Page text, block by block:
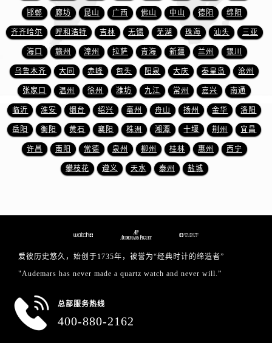
江西省上饶市信州区滨江西路爱彼售后服务中心（需提前预约）
江西省新余市渝水区北湖西路爱彼售后服务中心（需提前预约）
江西省宜春市袁州区中山中路爱彼售后服务中心（需提前预约）
江西省鹰潭市月湖区胜利东路爱彼售后服务中心（需提前预约）
山东省德州市德城区东风中路爱彼售后服务中心（需提前预约）
山东省东营市东营区济南路爱彼售后服务中心（需提前预约）
山东省济南市历下区经十路11111号华润中心写字楼（万象城）15层1508室爱彼售后服务中心（需提前预约）
山东省济宁市任城区太白楼路爱彼售后服务中心（需提前预约）
山东省莱芜市文化南路8号银座商城名表维修一楼名表维修爱彼售后服务中心（需提前预约）
山东省临沂市兰山区解放路爱彼售后服务中心（需提前预约）
邯郸 廊坊 昆山 广西 佛山 中山 德阳 绵阳
齐齐哈尔 呼和浩特 吉林 无锡 芜湖 珠海 汕头 三亚
海口 赣州 漳州 拉萨 青海 新疆 兰州 银川
乌鲁木齐 大同 赤峰 包头 阳泉 大庆 秦皇岛 沧州
张家口 温州 徐州 潍坊 九江 常州 嘉兴 南通
临沂 淮安 烟台 绍兴 亳州 舟山 扬州 金华 洛阳
岳阳 衡阳 黄石 襄阳 株洲 湘潭 十堰 荆州 宜昌
许昌 南阳 常德 泉州 柳州 桂林 惠州 西宁
攀枝花 遵义 天水 泰州 盐城
爱彼历史悠久，始创于1735年，被誉为“经典时计的缔造者”
"Audemars has never made a quartz watch and never will.”
总部服务热线
400-880-2162